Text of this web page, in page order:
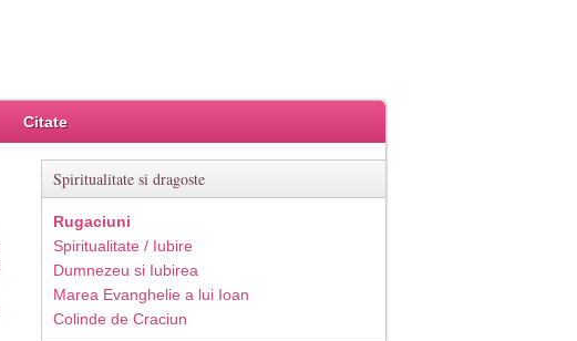
Citate
Spiritualitate si dragoste
Rugaciuni
Spiritualitate / Iubire
Dumnezeu si Iubirea
Marea Evanghelie a lui Ioan
Colinde de Craciun